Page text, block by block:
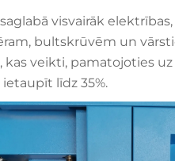
visvairāk
bultskrūvēm un
kas veikti, pamatojoties
līdz 35%.